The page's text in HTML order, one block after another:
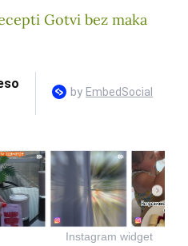
Instagram widget